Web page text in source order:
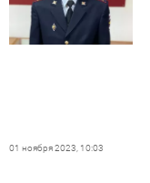
01 ноября 2023, 10:03